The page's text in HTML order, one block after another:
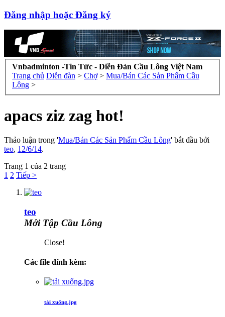
Đăng nhập hoặc Đăng ký
Vnbadminton -Tin Tức - Diễn Đàn Cầu Lông Việt Nam
Trang chủ Diễn đàn > Chợ > Mua/Bán Các Sản Phẩm Cầu
Lông >
apacs ziz zag hot!
Thảo luận trong 'Mua/Bán Các Sản Phẩm Cầu Lông' bắt đầu bởi
teo, 12/6/14.
Trang 1 của 2 trang
1 2 Tiếp >
teo
Mới Tập Cầu Lông
Close!
Các file đính kèm:
tải xuống.jpg